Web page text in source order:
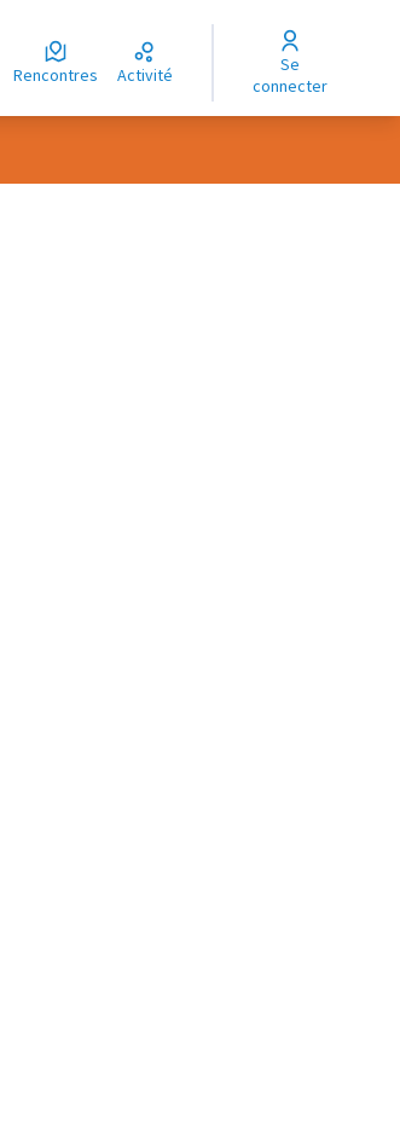
Rencontres Activité
Se
connecter